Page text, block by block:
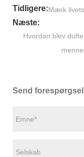
Tidligere:Mærk
Næste:
Hvordan blev
Send forespørgsel